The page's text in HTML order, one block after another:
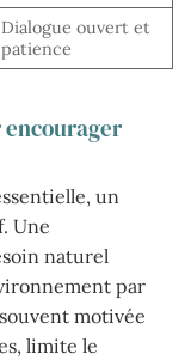
Dialogue ouvert et
patience
un
Une
naturel
par
motivée
limite le